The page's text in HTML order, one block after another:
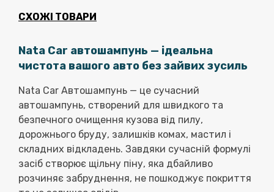
СХОЖІ ТОВАРИ
Nata Car автошампунь — ідеальна
чистота вашого авто без зайвих зусиль
Nata Car Автошампунь — це сучасний
автошампунь, створений для швидкого та
безпечного очищення кузова від пилу,
дорожнього бруду, залишків комах, мастил і
складних відкладень. Завдяки сучасній формулі
засіб створює щільну піну, яка дбайливо
розчиняє забруднення, не пошкоджує покриття